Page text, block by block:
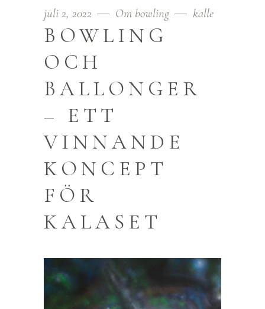
juli 2, 2022 Om bowling kalle
BOWLING
OCH
BALLONGER
– ETT
VINNANDE
KONCEPT
FÖR
KALASET